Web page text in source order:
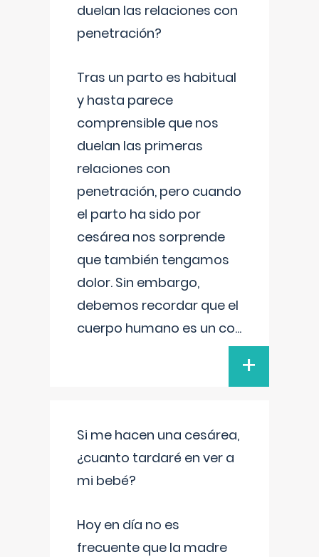
duelan las relaciones con
penetración?
Tras un parto es habitual
y hasta parece
comprensible que nos
duelan las primeras
relaciones con
penetración, pero cuando
el parto ha sido por
cesárea nos sorprende
que también tengamos
dolor. Sin embargo,
debemos recordar que el
cuerpo humano es un co...
+
Si me hacen una cesárea,
¿cuanto tardaré en ver a
mi bebé?
Hoy en día no es
frecuente que la madre